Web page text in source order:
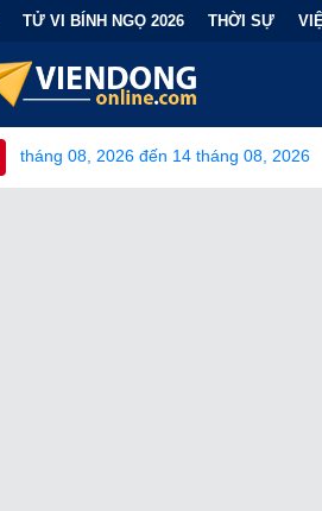
TỬ VI BÍNH NGỌ 2026 THỜI SỰ
tháng 08, 2026 • Bi kịch "6 lần